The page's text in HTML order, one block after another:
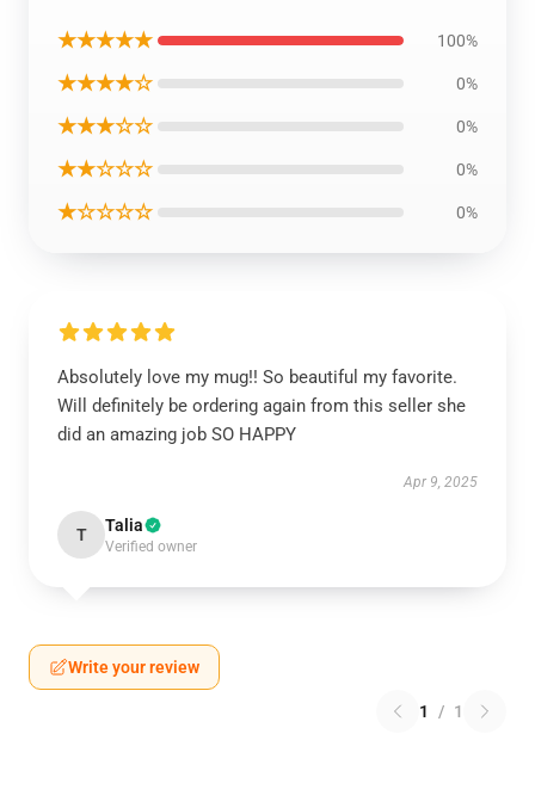
★★★★★ 100%
★★★★☆ 0%
★★★☆☆ 0%
★★☆☆☆ 0%
★☆☆☆☆ 0%
Absolutely love my mug!! So beautiful my favorite.
Will definitely be ordering again from this seller she
did an amazing job SO HAPPY
Apr 9, 2025
T Talia
Verified owner
Write your review
1 / 1